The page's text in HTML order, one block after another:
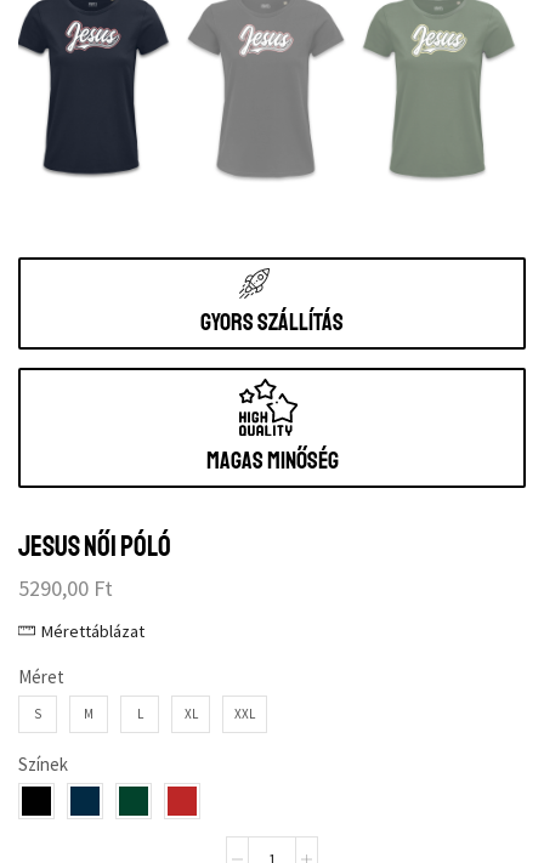
Gyors szállítás
Magas minőség
Jesus női póló
5290,00 Ft
Mérettáblázat
Méret
S M L XL XXL
Színek